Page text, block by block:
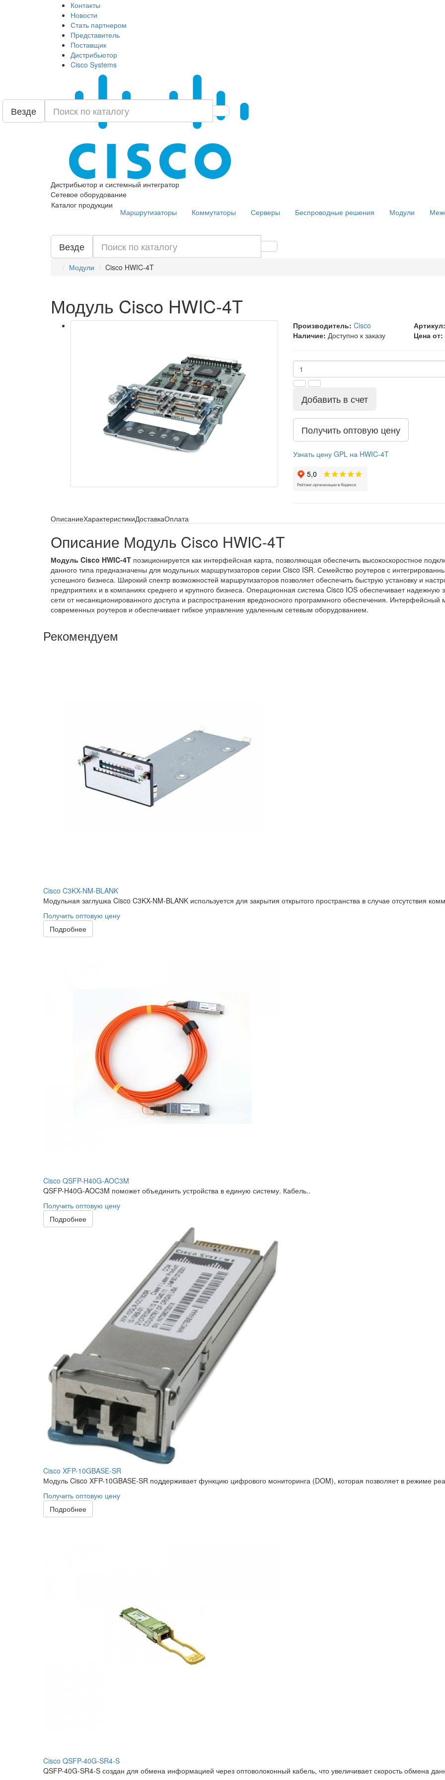
Контакты
Новости
Стать партнером
Представитель
Поставщик
Дистрибьютор
Cisco Systems
Дистрибьютор и системный интегратор
Сетевое оборудование
Везде
Каталог продукции
Маршрутизаторы Коммутаторы Серверы Беспроводные решения Модули
Везде
Модули Cisco HWIC-4T
Модуль Cisco HWIC-4T
Производитель: Cisco
Наличие: Доступно к заказу Цена от:
Добавить в счет
Получить оптовую цену
Узнать цену GPL на HWIC-4T
ОписаниеХарактеристикиДоставкаОплата
Описание Модуль Cisco HWIC-4T
Модуль Cisco HWIC-4T позиционируется как интерфейсная карта, позволяющая обеспечить высокоскоростное
данного типа предназначены для модульных маршрутизаторов серии Cisco ISR. Семейство роутеров с
успешного бизнеса. Широкий спектр возможностей маршрутизаторов позволяет обеспечить быструю установку и
предприятиях и в компаниях среднего и крупного бизнеса. Операционная система Cisco IOS обеспечивает
сети от несанкционированного доступа и распространения вредоносного программного обеспечения. Интерфейсный
современных роутеров и обеспечивает гибкое управление удаленным сетевым оборудованием.
Рекомендуем
Cisco C3KX-NM-BLANK
Модульная заглушка Cisco C3KX-NM-BLANK используется для закрытия открытого пространства в случае отсутствия
Получить оптовую цену
Подробнее
Cisco QSFP-H40G-AOC3M
QSFP-H40G-AOC3M поможет объединить устройства в единую систему. Кабель..
Получить оптовую цену
Подробнее
Cisco XFP-10GBASE-SR
Модуль Cisco XFP-10GBASE-SR поддерживает функцию цифрового мониторинга (DOM), которая позволяет в режиме
Получить оптовую цену
Подробнее
Cisco QSFP-40G-SR4-S
QSFP-40G-SR4-S создан для обмена информацией через оптоволоконный кабель, что увеличивает скорость обмена